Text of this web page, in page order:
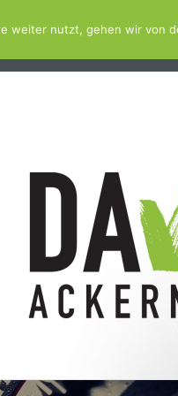
SCHWIMMBAD.SERVICE
weiter nutzt, gehen wir von